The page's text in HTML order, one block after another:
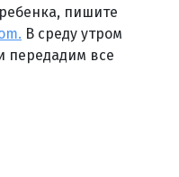
пишите
В среду утром
передадим все